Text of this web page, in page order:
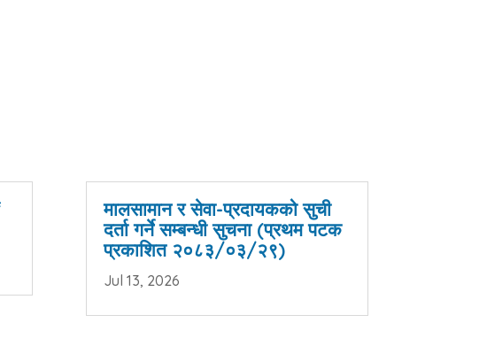
मालसामान र सेवा-प्रदायकको सुची
दर्ता गर्ने सम्बन्धी सुचना (प्रथम पटक
प्रकाशित २०८३/०३/२९)
Jul 13, 2026